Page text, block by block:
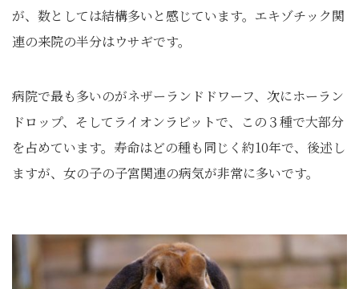
が、数としては結構多いと感じています。エキゾチック関
連の来院の半分はウサギです。
病院で最も多いのがネザーランドドワーフ、次にホーラン
ドロップ、そしてライオンラビットで、この３種で大部分
を占めています。寿命はどの種も同じく約10年で、後述し
ますが、女の子の子宮関連の病気が非常に多いです。